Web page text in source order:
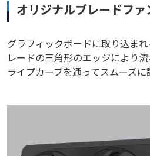
オリジナルブレードファ
グラフィックボードに取り込ま
レードの三角形のエッジにより
ライプカーブを通ってスムーズに